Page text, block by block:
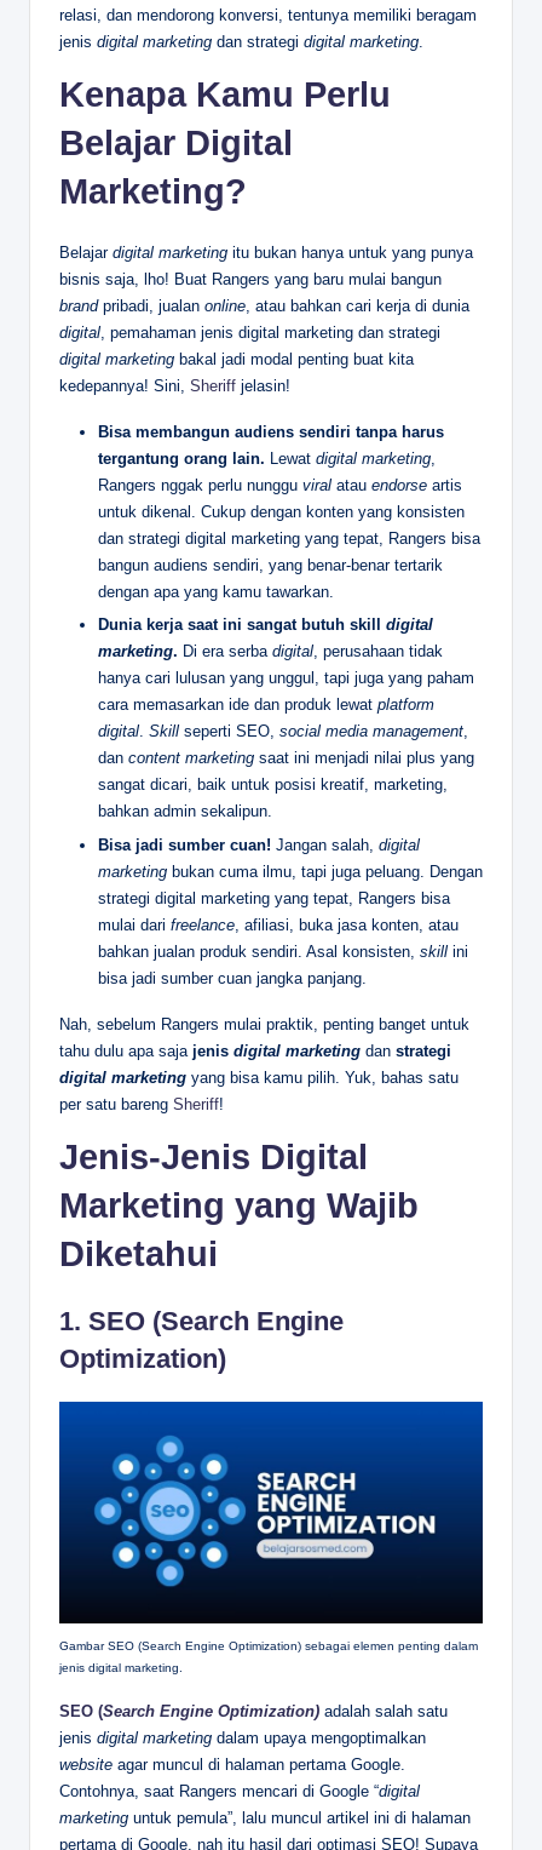
relasi, dan mendorong konversi, tentunya memiliki beragam
jenis digital marketing dan strategi digital marketing.
Kenapa Kamu Perlu
Belajar Digital
Marketing?
Belajar digital marketing itu bukan hanya untuk yang punya
bisnis saja, lho! Buat Rangers yang baru mulai bangun
brand pribadi, jualan online, atau bahkan cari kerja di dunia
digital, pemahaman jenis digital marketing dan strategi
digital marketing bakal jadi modal penting buat kita
kedepannya! Sini, Sheriff jelasin!
Bisa membangun audiens sendiri tanpa harus
tergantung orang lain. Lewat digital marketing,
Rangers nggak perlu nunggu viral atau endorse artis
untuk dikenal. Cukup dengan konten yang konsisten
dan strategi digital marketing yang tepat, Rangers bisa
bangun audiens sendiri, yang benar-benar tertarik
dengan apa yang kamu tawarkan.
Dunia kerja saat ini sangat butuh skill digital
marketing. Di era serba digital, perusahaan tidak
hanya cari lulusan yang unggul, tapi juga yang paham
cara memasarkan ide dan produk lewat platform
digital. Skill seperti SEO, social media management,
dan content marketing saat ini menjadi nilai plus yang
sangat dicari, baik untuk posisi kreatif, marketing,
bahkan admin sekalipun.
Bisa jadi sumber cuan! Jangan salah, digital
marketing bukan cuma ilmu, tapi juga peluang. Dengan
strategi digital marketing yang tepat, Rangers bisa
mulai dari freelance , afiliasi, buka jasa konten, atau
bahkan jualan produk sendiri. Asal konsisten, skill ini
bisa jadi sumber cuan jangka panjang.
Nah, sebelum Rangers mulai praktik, penting banget untuk
tahu dulu apa saja jenis digital marketing dan strategi
digital marketing yang bisa kamu pilih. Yuk, bahas satu
per satu bareng Sheriff!
Jenis-Jenis Digital
Marketing yang Wajib
Diketahui
1. SEO (Search Engine
Optimization)
Gambar SEO (Search Engine Optimization) sebagai elemen penting dalam
jenis digital marketing.
SEO (Search Engine Optimization) adalah salah satu
jenis digital marketing dalam upaya mengoptimalkan
website agar muncul di halaman pertama Google.
Contohnya, saat Rangers mencari di Google “digital
marketing untuk pemula”, lalu muncul artikel ini di halaman
pertama di Google, nah itu hasil dari optimasi SEO! Supaya